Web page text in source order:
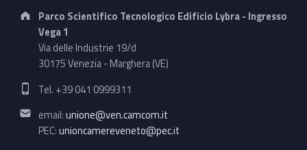
Address:
Parco Scientifico Tecnologico Edificio Lybra - Ingresso
Vega 1
Via delle Industrie 19/d
30175 Venezia - Marghera (VE)
Phone number:
Tel. +39 041 0999311
Email address:
email:unione@ven.camcom.it
PEC:unioncamereveneto@pec.it